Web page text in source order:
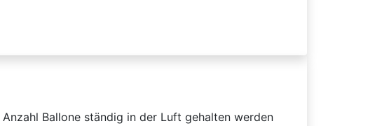
Ballone ständig in der Luft gehalten werden